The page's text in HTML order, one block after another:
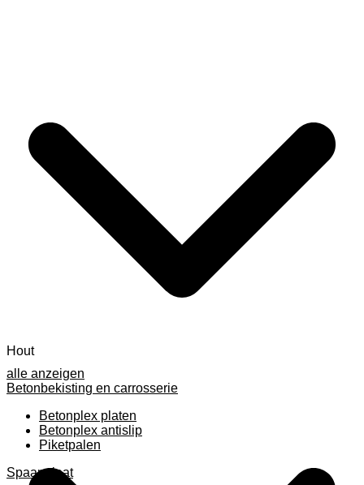
alle anzeigen
Betonbekisting en carrosserie
Betonplex platen
Betonplex antislip
Piketpalen
Spaanplaat
Hout